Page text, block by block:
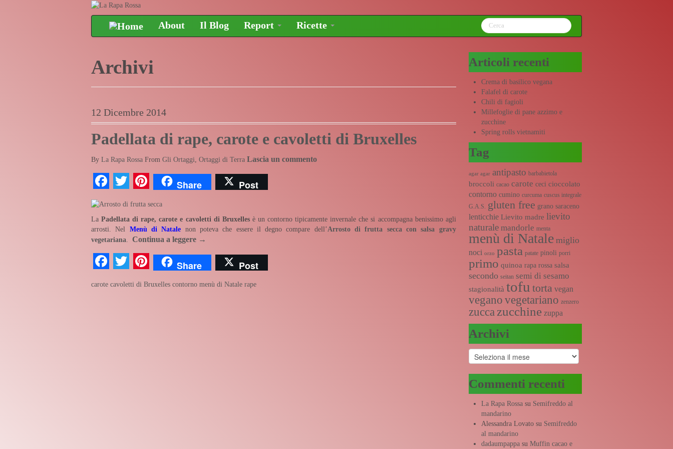
About Il Blog Report Ricette
Archivi
12 Dicembre 2014
Padellata di rape, carote e cavoletti di Bruxelles
By La Rapa Rossa From Gli Ortaggi Ortaggi di Terra Lascia un commento
Facebook
TwitterPinterest
Share Post
LaPadellata di rape, carote e cavoletti di Bruxellesè un contorno tipicamente invernale che si accompagna benissimo agli
arrosti. Nel Menù di Natale non poteva che essere il degno compare dell’Arrosto di frutta secca con salsa gravy
vegetariana. Continua a leggere →
Facebook
TwitterPinterest
Share Post
carote cavoletti di Bruxelles contorno menù di Natale rape
Articoli recenti
Crema di basilico vegana
Falafel di carote
Chili di fagioli
Millefoglie di pane azzimo e
zucchine
Spring rolls vietnamiti
Tag
agar agar antipasto barbabietola
broccoli cacao carote ceci cioccolato
contorno cumino curcuma cuscus integrale
G.A.S.
gluten free grano saraceno
lenticchie Lievito madre lievito
naturale mandorle menta
menù di Natale miglio
noci orzo pasta patate pinoli porri
primo quinoa rapa rossa salsa
secondo seitan semi di sesamo
stagionalità tofu torta vegan
vegano vegetariano zenzero
zucca zucchine zuppa
Archivi
Archivi
Commenti recenti
La Rapa Rossasu Semifreddo al
mandarino
Alessandra Lovatosu Semifreddo
al mandarino
dadaumpappasu Muffin cacao e